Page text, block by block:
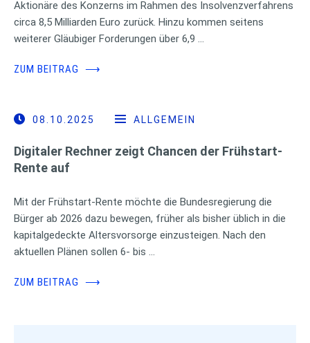
Aktionäre des Konzerns im Rahmen des Insolvenzverfahrens
circa 8,5 Milliarden Euro zurück. Hinzu kommen seitens
weiterer Gläubiger Forderungen über 6,9 …
ZUM BEITRAG ⟶
08.10.2025 ALLGEMEIN
Digitaler Rechner zeigt Chancen der Frühstart-
Rente auf
Mit der Frühstart-Rente möchte die Bundesregierung die
Bürger ab 2026 dazu bewegen, früher als bisher üblich in die
kapitalgedeckte Altersvorsorge einzusteigen. Nach den
aktuellen Plänen sollen 6- bis …
ZUM BEITRAG ⟶